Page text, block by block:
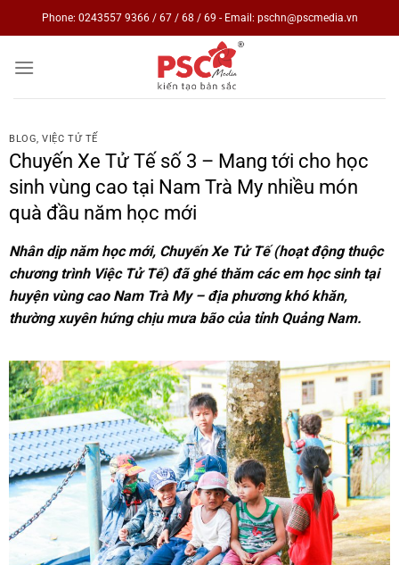
to
Phone: 0243557 9366 / 67 / 68 / 69 - Email: pschn@pscmedia.vn
BLOG,VIỆC TỬ TẾ
Chuyến Xe Tử Tế số 3 – Mang tới cho học
sinh vùng cao tại Nam Trà My nhiều món
quà đầu năm học mới
Nhân dịp năm học mới, Chuyến Xe Tử Tế (hoạt động thuộc
chương trình Việc Tử Tế) đã ghé thăm các em học sinh tại
huyện vùng cao Nam Trà My – địa phương khó khăn,
thường xuyên hứng chịu mưa bão của tỉnh Quảng Nam.